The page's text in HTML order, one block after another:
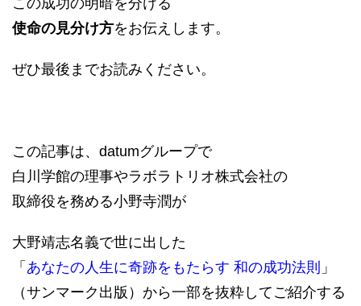
使命の見分け方をお伝えします。
ぜひ最後までお読みください。
この記事は、datumグループで
白川学館の理事やラボラトリオ株式会社の
取締役を務める小野寺潤が
大野靖志名義で世に出した
「 あなたの人生に奇跡をもたらす 和の成功法則 」
（サンマーク出版）から一部を抜粋してご紹介する